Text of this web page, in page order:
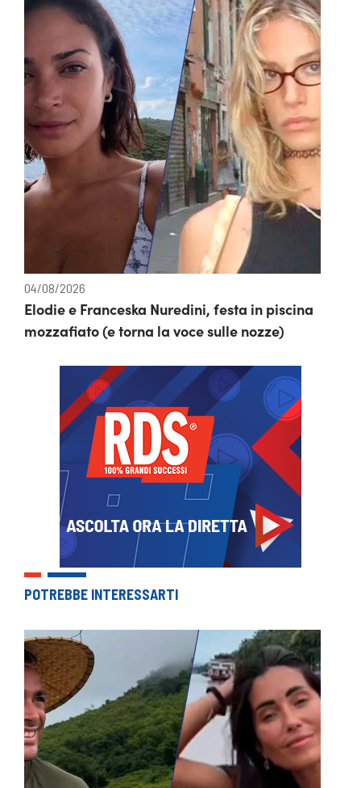
04/08/2026
Elodie e Franceska Nuredini, festa in piscina
mozzafiato (e torna la voce sulle nozze)
POTREBBE INTERESSARTI